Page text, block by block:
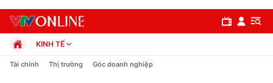
KINH TẾ
Chính trị
Tài chính Thị trường Góc doanh nghiệp